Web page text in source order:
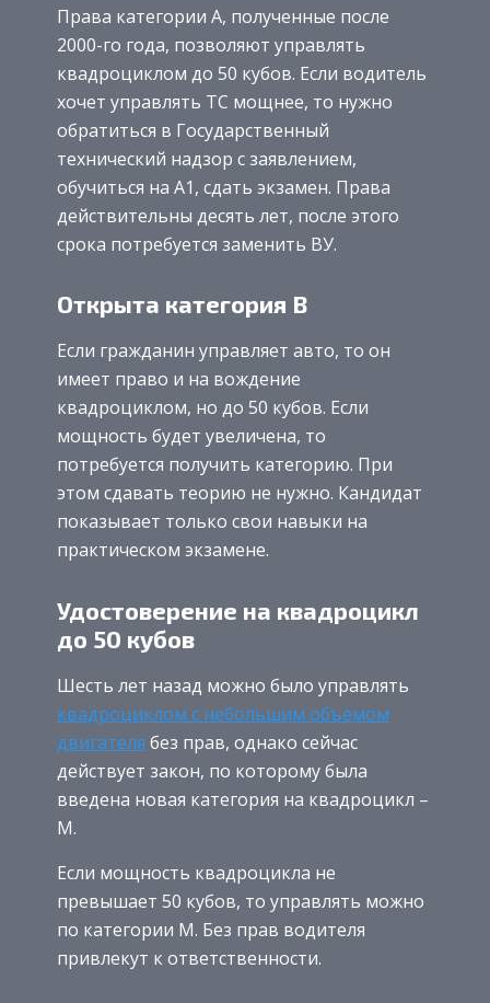
Права категории А, полученные после
2000-го года, позволяют управлять
квадроциклом до 50 кубов. Если водитель
хочет управлять ТС мощнее, то нужно
обратиться в Государственный
технический надзор с заявлением,
обучиться на А1, сдать экзамен. Права
действительны десять лет, после этого
срока потребуется заменить ВУ.
Открыта категория В
Если гражданин управляет авто, то он
имеет право и на вождение
квадроциклом, но до 50 кубов. Если
мощность будет увеличена, то
потребуется получить категорию. При
этом сдавать теорию не нужно. Кандидат
показывает только свои навыки на
практическом экзамене.
Удостоверение на квадроцикл
до 50 кубов
Шесть лет назад можно было управлять
квадроциклом с небольшим объемом
двигателя без прав, однако сейчас
действует закон, по которому была
введена новая категория на квадроцикл –
М.
Если мощность квадроцикла не
превышает 50 кубов, то управлять можно
по категории М. Без прав водителя
привлекут к ответственности.